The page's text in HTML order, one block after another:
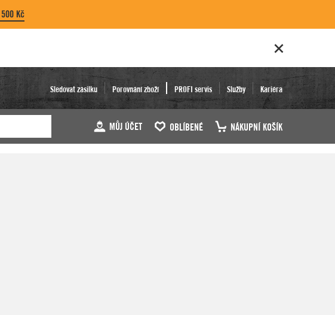
Kč
Sledovat zásilku Porovnání zboží PROFI servis Služby Kariéra
MŮJ ÚČET OBLÍBENÉ NÁKUPNÍ KOŠÍK